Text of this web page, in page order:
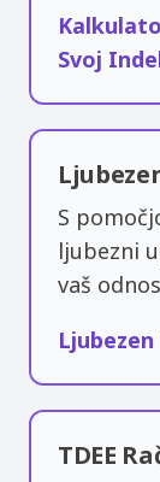
Svoj
S
ljubezni
vaš
TDEE